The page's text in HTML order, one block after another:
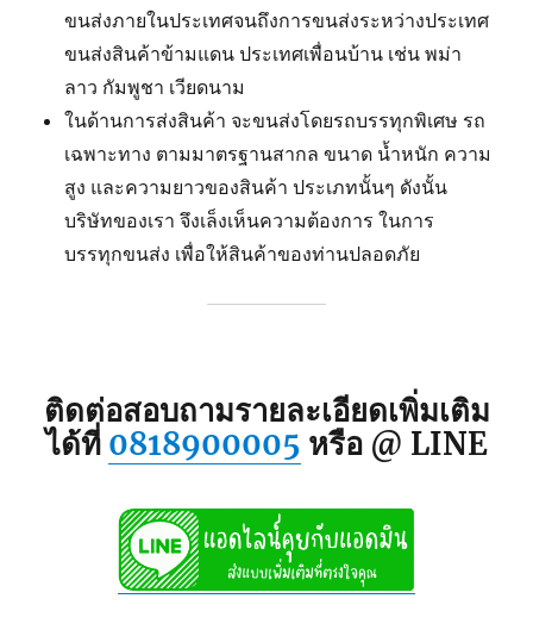
ขนส่งภายในประเทศจนถึงการขนส่งระหว่างประเทศ
ขนส่งสินค้าข้ามแดน ประเทศเพื่อนบ้าน เช่น พม่า
ลาว กัมพูชา เวียดนาม
ในด้านการส่งสินค้า จะขนส่งโดยรถบรรทุกพิเศษ รถ
เฉพาะทาง ตามมาตรฐานสากล ขนาด น้ำหนัก ความ
สูง และความยาวของสินค้า ประเภทนั้นๆ ดังนั้น
บริษัทของเรา จึงเล็งเห็นความต้องการ ในการ
บรรทุกขนส่ง เพื่อให้สินค้าของท่านปลอดภัย
ติดต่อสอบถามรายละเอียดเพิ่มเติม
ได้ที่ 0818900005 หรือ @ LINE